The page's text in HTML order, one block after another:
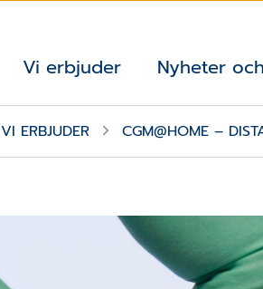
Vi erbjuder Nyheter
VI ERBJUDER CGM@HOME –